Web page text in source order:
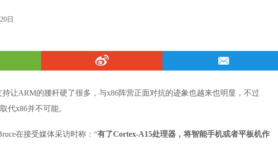
日
让ARM的腰杆硬了很多，与x86阵营正面对抗的迹象也越来也明显，不过
代x86并不可能。
在接受媒体采访时称：“有了Cortex-A15处理器，将智能手机或者平板机作